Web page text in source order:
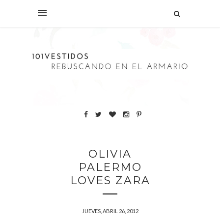
OLIVIA
PALERMO
LOVES ZARA
JUEVES, ABRIL 26, 2012